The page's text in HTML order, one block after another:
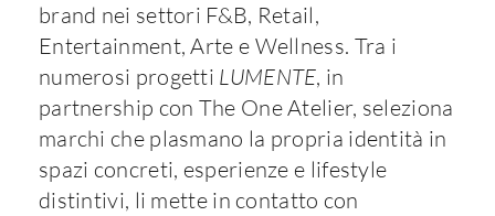
brand nei settori F&B, Retail,
Entertainment, Arte e Wellness. Tra i
numerosi progetti LUMENTE, in
partnership con The One Atelier, seleziona
marchi che plasmano la propria identità in
spazi concreti, esperienze e lifestyle
distintivi, li mette in contatto con